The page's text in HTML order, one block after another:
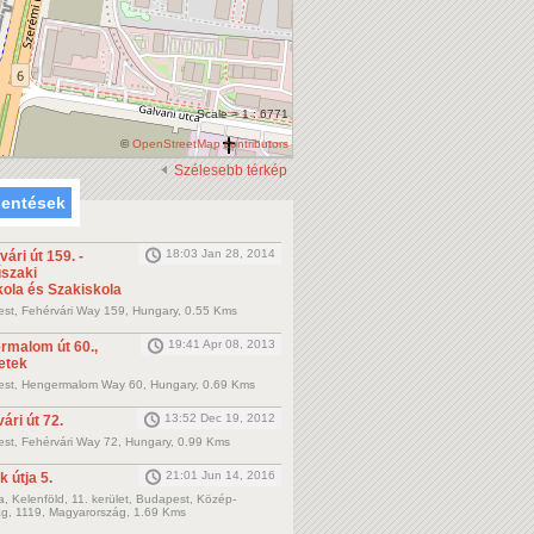
Scale = 1 : 6771
©OpenStreetMap contributors
Szélesebb térkép
út 159. -
és Szakiskola
18:03 Jan 28, 2014
Fehérvári Way 159, Hungary, 0.55 Kms
út 60.,
19:41 Apr 08, 2013
Hengermalom Way 60, Hungary, 0.69 Kms
út 72.
13:52 Dec 19, 2012
Fehérvári Way 72, Hungary, 0.99 Kms
útja 5.
21:01 Jun 14, 2016
Kelenföld, 11. kerület, Budapest, Közép-
1119, Magyarország, 1.69 Kms